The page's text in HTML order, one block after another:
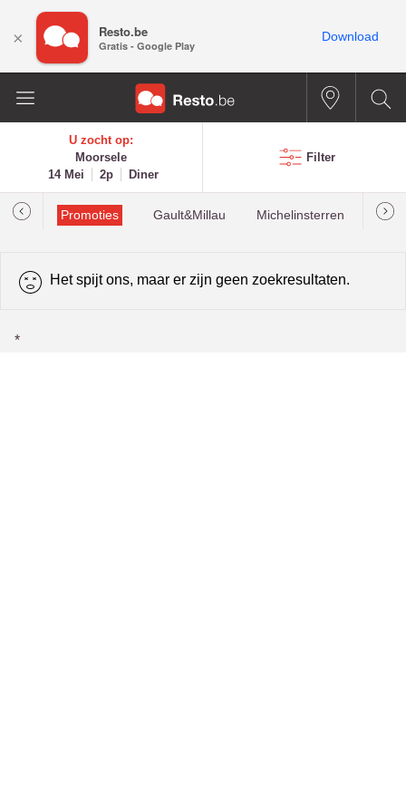
U zocht op:
Moorsele
14 Mei
2p Diner
Filter
Promoties Gault&Millau Michelinsterren
Het spijt ons, maar er zijn geen zoekresultaten.
*
× Resto.be
Gratis - Google Play
Download